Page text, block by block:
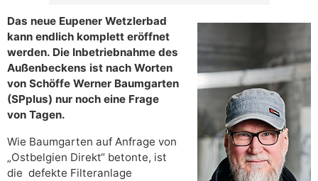
Das neue Eupener Wetzlerbad
kann endlich komplett eröffnet
werden. Die Inbetriebnahme des
Außenbeckens ist nach Worten
von Schöffe Werner Baumgarten
(SPplus) nur noch eine Frage
von Tagen.
Wie Baumgarten auf Anfrage von
„Ostbelgien Direkt“ betonte, ist
die defekte Filteranlage